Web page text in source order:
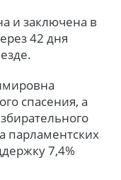
и заключена в
42 дня
спасения, а
парламентских
7,4%